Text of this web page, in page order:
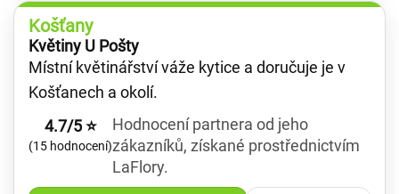
Košťany
Květiny U Pošty
Místní květinářství váže kytice a doručuje je v
Košťanech a okolí.
4.7/5 ⭐
(15 hodnocení)
Hodnocení partnera od jeho
zákazníků, získané prostřednictvím
LaFlory.